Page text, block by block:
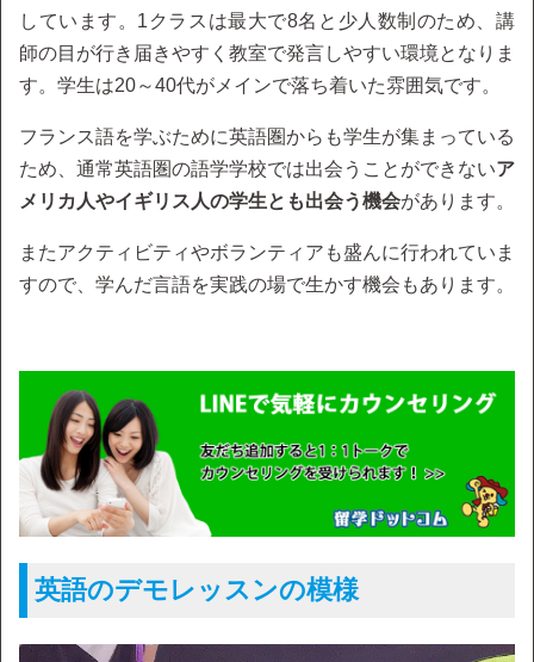
しています。1クラスは最大で8名と少人数制のため、講
師の目が行き届きやすく教室で発言しやすい環境となりま
す。学生は20～40代がメインで落ち着いた雰囲気です。
フランス語を学ぶために英語圏からも学生が集まっている
ため、通常英語圏の語学学校では出会うことができないア
メリカ人やイギリス人の学生とも出会う機会があります。
またアクティビティやボランティアも盛んに行われていま
すので、学んだ言語を実践の場で生かす機会もあります。
英語のデモレッスンの模様